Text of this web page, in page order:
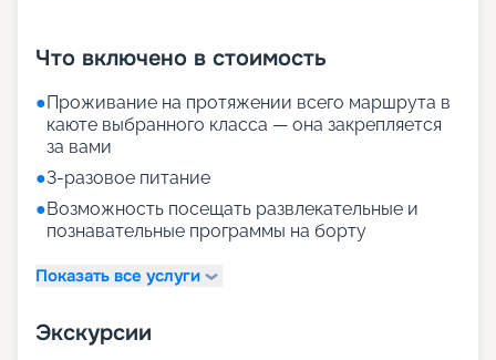
Что включено в стоимость
●Проживание на протяжении всего маршрута в
каюте выбранного класса — она закрепляется
за вами
●3-разовое питание
●Возможность посещать развлекательные и
познавательные программы на борту
Показать все услуги
Экскурсии